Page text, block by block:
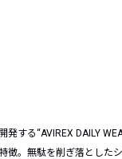
発する“AVIREX DAILY
徴。無駄を削ぎ落とした